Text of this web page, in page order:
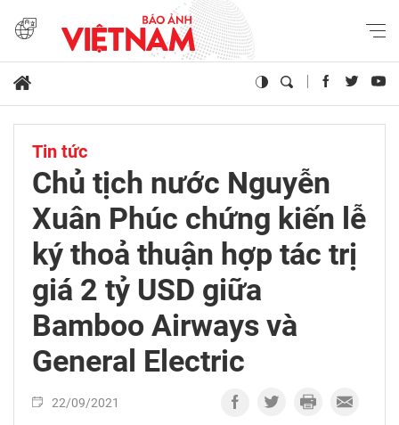
Tin tức
Chủ tịch nước Nguyễn
Xuân Phúc chứng kiến lễ
ký thoả thuận hợp tác trị
giá 2 tỷ USD giữa
Bamboo Airways và
General Electric
22/09/2021